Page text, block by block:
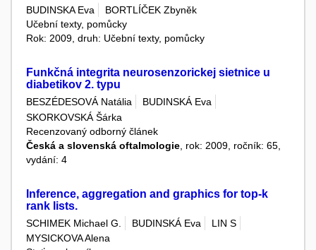
BUDINSKA Eva
BORTLÍČEK Zbyněk
Učební texty, pomůcky
Rok: 2009, druh: Učební texty, pomůcky
Funkčná integrita neurosenzorickej sietnice u
diabetikov 2. typu
BESZÉDESOVÁ Natália
BUDINSKÁ Eva
SKORKOVSKÁ Šárka
Recenzovaný odborný článek
Česká a slovenská oftalmologie , rok: 2009, ročník: 65,
vydání: 4
Inference, aggregation and graphics for top-k
rank lists.
SCHIMEK Michael G. BUDINSKÁ Eva
LIN S
MYSICKOVA Alena